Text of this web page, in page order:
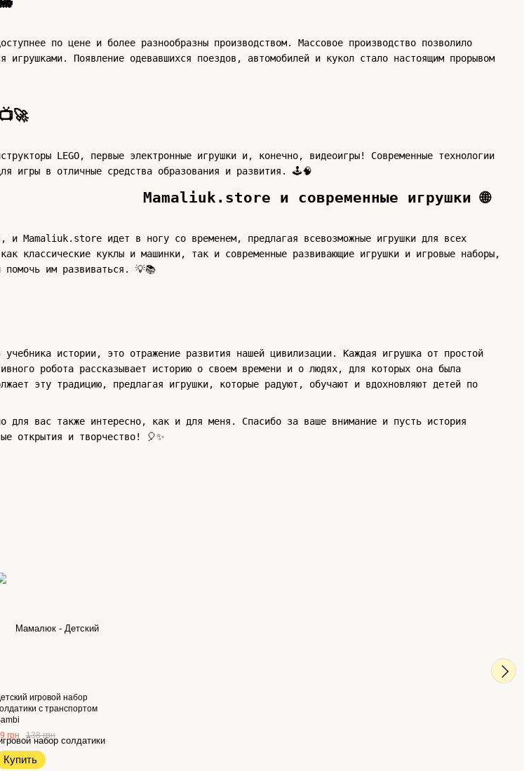
по цене и более разнообразны производством. Массовое производство позволило
игрушками. Появление одевавшихся поездов, автомобилей и кукол стало настоящим прорывом
LEGO, первые электронные игрушки и, конечно, видеоигры! Современные технологии
игры в отличные средства образования и развития. 🕹🧠
Mamaliuk.store и современные игрушки 🌐
и Mamaliuk.store идет в ногу со временем, предлагая всевозможные игрушки для всех
классические куклы и машинки, так и современные развивающие игрушки и игровые наборы,
помочь им развиваться. 💡📚
истории, это отражение развития нашей цивилизации. Каждая игрушка от простой
робота рассказывает историю о своем времени и о людях, для которых она была
эту традицию, предлагая игрушки, которые радуют, обучают и вдохновляют детей по
для вас также интересно, как и для меня. Спасибо за ваше внимание и пусть история
открытия и творчество! 🎈✨
игровой набор
с транспортом
грн
138 грн
Купить